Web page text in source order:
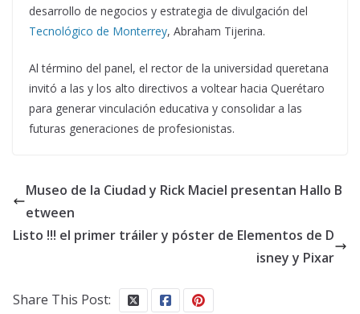
desarrollo de negocios y estrategia de divulgación del
Tecnológico de Monterrey, Abraham Tijerina.
Al término del panel, el rector de la universidad queretana
invitó a las y los alto directivos a voltear hacia Querétaro
para generar vinculación educativa y consolidar a las
futuras generaciones de profesionistas.
Museo de la Ciudad y Rick Maciel presentan Hallo B
etween
Listo !!! el primer tráiler y póster de Elementos de D
isney y Pixar
Share This Post: